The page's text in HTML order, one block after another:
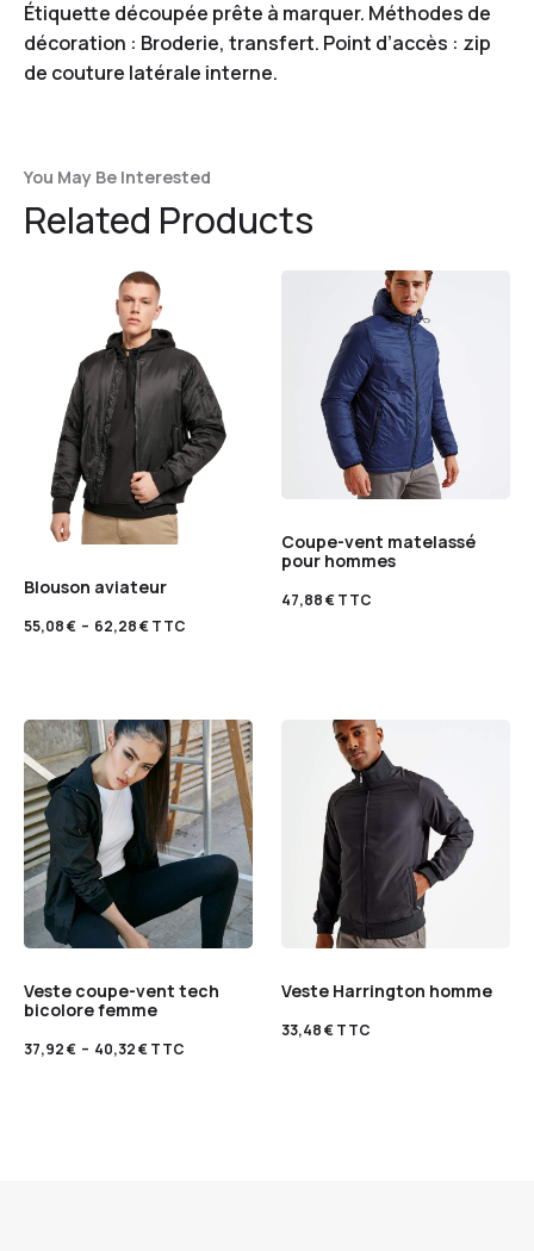
Étiquette découpée prête à marquer. Méthodes de
décoration : Broderie, transfert. Point d’accès : zip
de couture latérale interne.
You May Be Interested
Related Products
Blouson aviateur
55,08€ – 62,28€TTC
Coupe-vent matelassé
pour hommes
47,88€TTC
Veste coupe-vent tech
bicolore femme
37,92€ – 40,32€TTC
Veste Harrington homme
33,48€TTC